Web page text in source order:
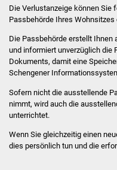
Die Verlustanzeige können
Passbehörde Ihres
Die Passbehörde erstellt
und informiert unverzüglich die
Dokuments, damit eine
Schengener
Sofern nicht die ausstellende
nimmt, wird auch die
unterrichtet.
Wenn Sie gleichzeitig einen
dies persönlich tun und die